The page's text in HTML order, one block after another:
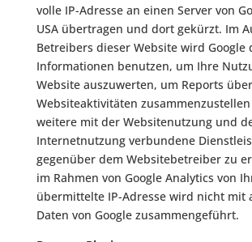
volle IP-Adresse an einen Server von
USA übertragen und dort gekürzt. Im
Betreibers dieser Website wird Google
Informationen benutzen, um Ihre
Website auszuwerten, um Reports
Websiteaktivitäten
weitere mit der Websitenutzung und
Internetnutzung verbundene
gegenüber dem Websitebetreiber zu
im Rahmen von Google Analytics von
übermittelte IP-Adresse wird nicht mit
Daten von Google zusammengeführt.